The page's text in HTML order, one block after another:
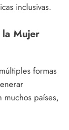
inclusivas.
la Mujer
formas
países,